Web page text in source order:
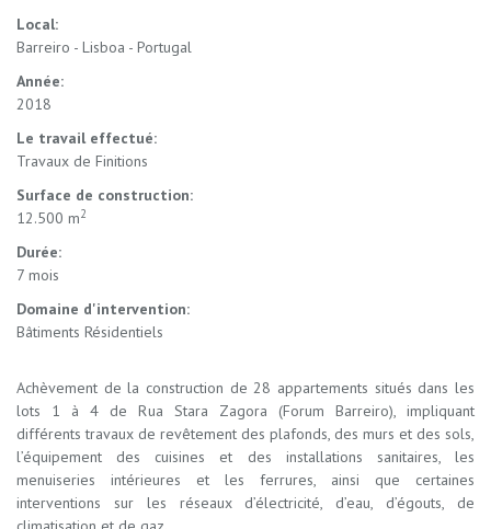
Local:
Barreiro - Lisboa - Portugal
Année:
2018
Le travail effectué:
Travaux de Finitions
Surface de construction:
12.500 m2
Durée:
7 mois
Domaine d'intervention:
Bâtiments Résidentiels
Achèvement de la construction de 28 appartements situés dans les
lots 1 à 4 de Rua Stara Zagora (Forum Barreiro), impliquant
différents travaux de revêtement des plafonds, des murs et des sols,
l’équipement des cuisines et des installations sanitaires, les
menuiseries intérieures et les ferrures, ainsi que certaines
interventions sur les réseaux d’électricité, d’eau, d’égouts, de